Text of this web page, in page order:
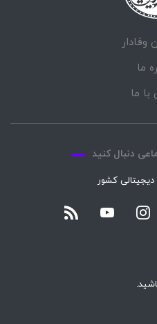
وفادار
ما
ما
دنبال کنید
دیجیتالی کشور